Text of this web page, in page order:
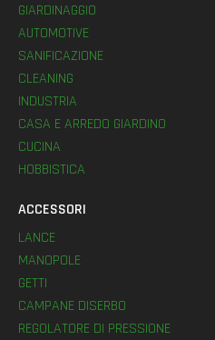
GIARDINAGGIO
AUTOMOTIVE
SANIFICAZIONE
CLEANING
INDUSTRIA
CASA E ARREDO GIARDINO
CUCINA
HOBBISTICA
ACCESSORI
LANCE
MANOPOLE
GETTI
CAMPANE DISERBO
REGOLATORE DI PRESSIONE